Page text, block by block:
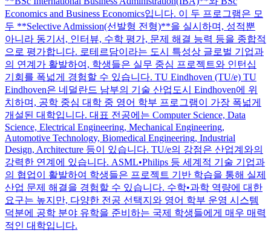
Economics and Business Economics입니다. 이 두 프로그램은 모
두 **Selective Admission(선발형 전형)**을 실시하며, 성적뿐
아니라 동기서, 인터뷰, 수학 평가, 문제 해결 능력 등을 종합적
으로 평가합니다. 로테르담이라는 도시 특성상 글로벌 기업과
의 연계가 활발하여, 학생들은 실무 중심 프로젝트와 인턴십
기회를 폭넓게 경험할 수 있습니다. TU Eindhoven (TU/e) TU
Eindhoven은 네덜란드 남부의 기술 산업도시 Eindhoven에 위
치하며, 공학 중심 대학 중 영어 학부 프로그램이 가장 폭넓게
개설된 대학입니다. 대표 전공에는 Computer Science, Data
Science, Electrical Engineering, Mechanical Engineering,
Automotive Technology, Biomedical Engineering, Industrial
Design, Architecture 등이 있습니다. TU/e의 강점은 산업계와의
강력한 연계에 있습니다. ASML•Philips 등 세계적 기술 기업과
의 협업이 활발하여 학생들은 프로젝트 기반 학습을 통해 실제
산업 문제 해결을 경험할 수 있습니다. 수학•과학 역량에 대한
요구는 높지만, 다양한 전공 선택지와 영어 학부 운영 시스템
덕분에 공학 분야 유학을 준비하는 국제 학생들에게 매우 매력
적인 대학입니다.